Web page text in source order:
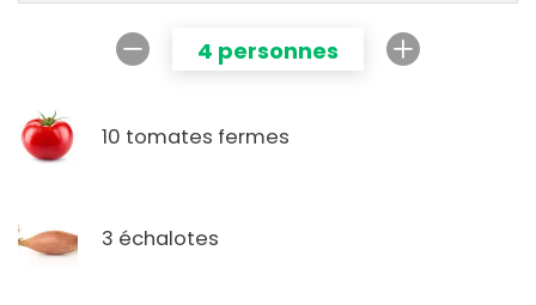
4 personnes
10 tomates fermes
3 échalotes